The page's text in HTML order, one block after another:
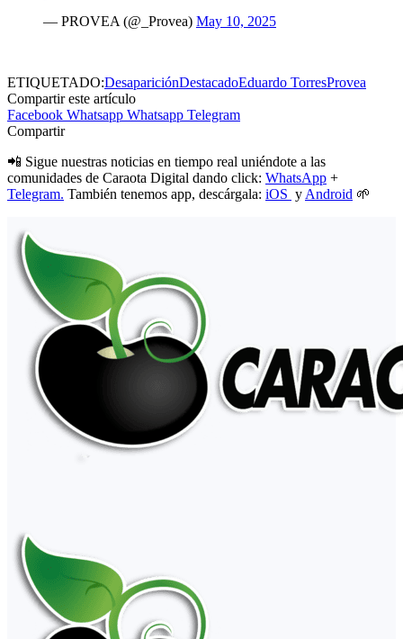
— PROVEA (@_Provea) May 10, 2025
ETIQUETADO:DesapariciónDestacadoEduardo TorresProvea
Compartir este artículo
Facebook Whatsapp Whatsapp Telegram
Compartir
📲 Sigue nuestras noticias en tiempo real uniéndote a las
comunidades de Caraota Digital dando click: WhatsApp +
Telegram. También tenemos app, descárgala: iOS y Android 🌱